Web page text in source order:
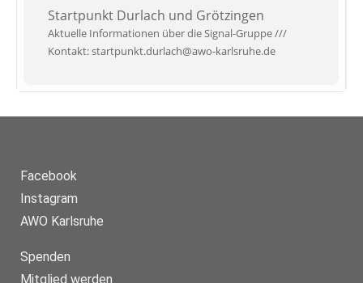
Startpunkt Durlach und Grötzingen
Aktuelle Informationen über die Signal-Gruppe ///
Kontakt: startpunkt.durlach@awo-karlsruhe.de
Facebook
Instagram
AWO Karlsruhe
Spenden
Mitglied werden